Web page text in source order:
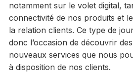
notamment sur le volet digital,
connectivité de nos produits et
la relation clients. Ce type de
donc l’occasion de découvrir
nouveaux services que nous
à disposition de nos clients.